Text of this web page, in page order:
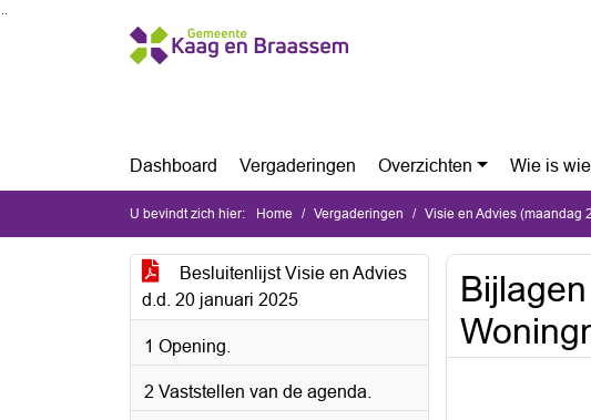
Ga naar de inhoud van deze pagina
Ga naar het zoeken
Ga naar het menu
Dashboard Vergaderingen Overzichten Wie is wie
U bevindt zich hier: Home Vergaderingen Visie en Advies (maandag
Besluitenlijst Visie en Advies
d.d. 20 januari 2025
1 Opening.
2 Vaststellen van de agenda.